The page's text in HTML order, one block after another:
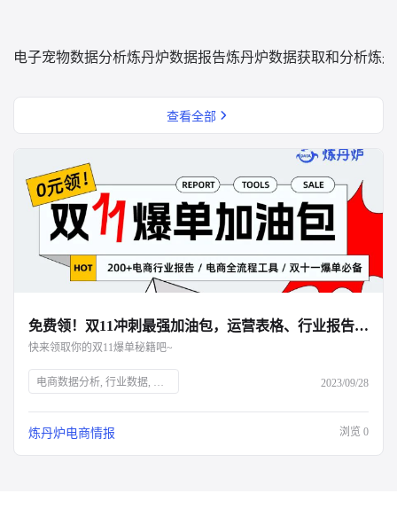
电子宠物数据分析炼丹炉数据报告炼丹炉数据获取和分析炼
查看全部
免费领！双11冲刺最强加油包，运营表格、行业报告、面试资料全都有！
快来领取你的双11爆单秘籍吧~
电商数据分析, 行业数据, 品牌数据, 店铺数据, 商品数据, 炼丹炉, 双十一大促, 运营表格, 行业报告, 面试资料, 电商干货包, 免费领取, 大促销售目标规划, 流量渠道复盘, 会员数据复盘, 电商部门绩效晋升, 电商运营利润分析, 出入库明细登记, 库存预警, 电商推广运营计划, 店铺运营每日流水记账, 店铺运营成本统计, 数据洞察, 市场消费趋势, 数字化驱动, 佛系经济, 大健康趋势, 护肤品功能性原料, 户外行业机会点, 男士护肤, 演出经济增长, 年轻人观察 2023/09/28
炼丹炉电商情报 浏览 0